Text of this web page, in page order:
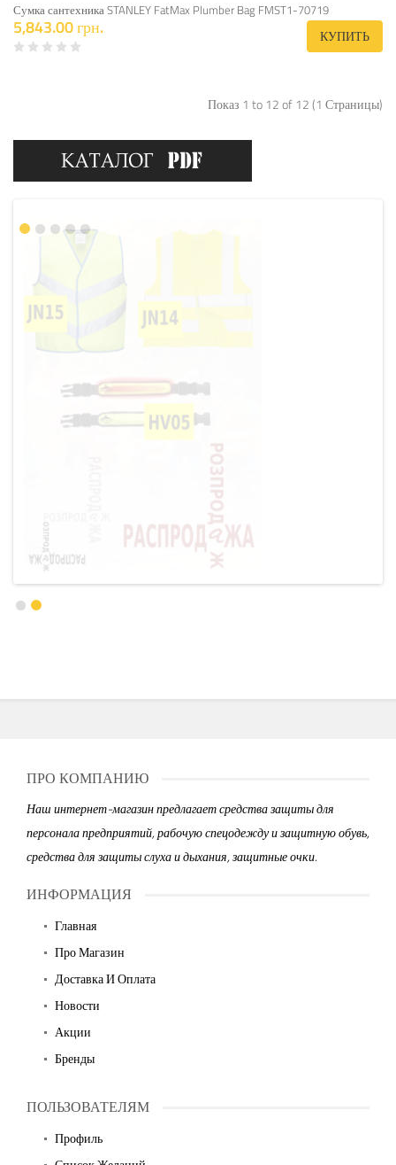
Сумка сантехника STANLEY FatMax Plumber Bag FMST1-70719
5,843.00 грн. КУПИТЬ
Показ 1 to 12 of 12 (1 Страницы)
ПРО КОМПАНИЮ
Наш интернет-магазин предлагает средства защиты для
персонала предприятий, рабочую спецодежду и защитную обувь,
средства для защиты слуха и дыхания, защитные очки.
ИНФОРМАЦИЯ
Главная
Про Магазин
Доставка И Оплата
Новости
Акции
Бренды
ПОЛЬЗОВАТЕЛЯМ
Профиль